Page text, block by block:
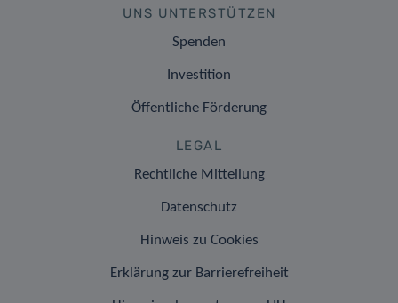
UNS UNTERSTÜTZEN
Spenden
Investition
Öffentliche Förderung
LEGAL
Rechtliche Mitteilung
Datenschutz
Hinweis zu Cookies
Erklärung zur Barrierefreiheit